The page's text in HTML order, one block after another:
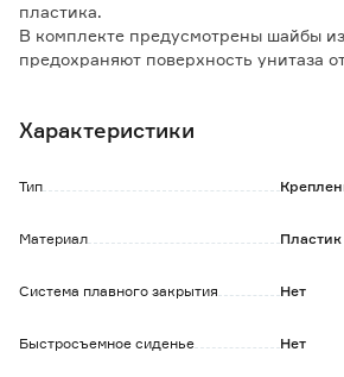
пластика.
В комплекте предусмотрены шайбы
предохраняют поверхность унитаза
Характеристики
Тип
Материал Пластик
Система плавного закрытия Нет
Быстросъемное сиденье Нет